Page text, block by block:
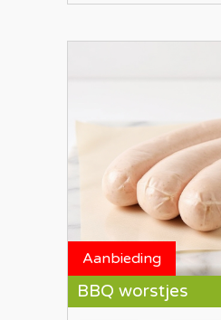
Aanbieding
BBQ worstjes